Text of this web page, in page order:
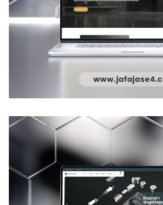
Jafajase4